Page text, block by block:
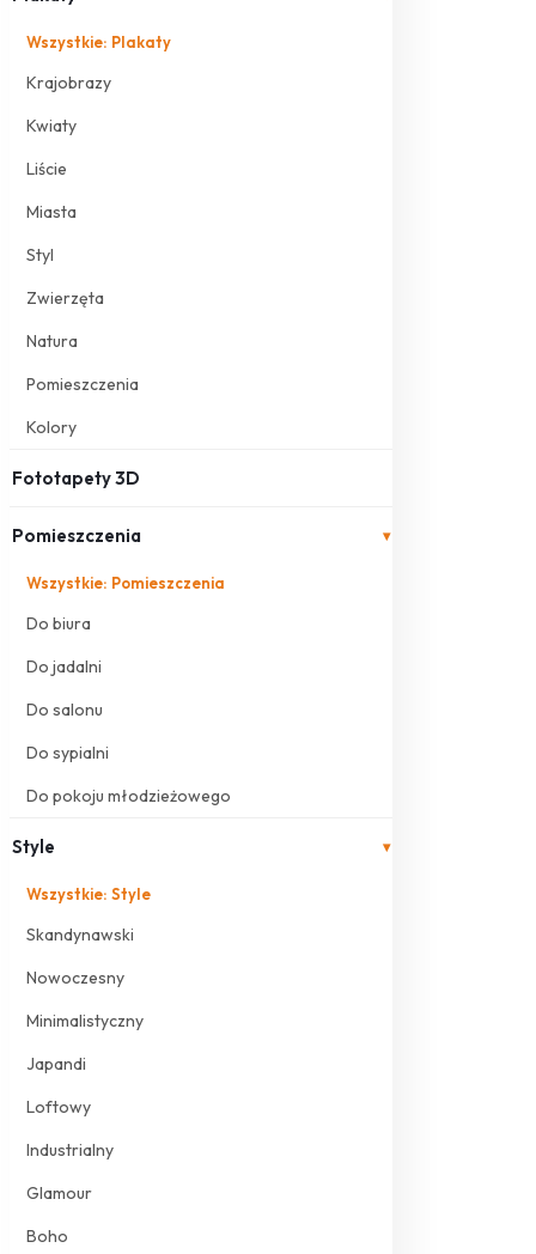
Wszystkie: Plakaty
Krajobrazy
Kwiaty
Liście
Miasta
Styl
Zwierzęta
Natura
Pomieszczenia
Kolory
Fototapety 3D
Pomieszczenia ▾
Wszystkie: Pomieszczenia
Do biura
Do jadalni
Do salonu
Do sypialni
Do pokoju młodzieżowego
Style ▾
Wszystkie: Style
Skandynawski
Nowoczesny
Minimalistyczny
Japandi
Loftowy
Industrialny
Glamour
Boho